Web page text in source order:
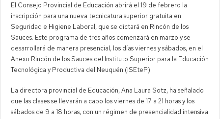
El Consejo Provincial de Educación abrirá el 19 de febrero la
inscripción para una nueva tecnicatura superior gratuita en
Seguridad e Higiene Laboral, que se dictará en Rincón de los
Sauces. Este programa de tres años comenzará en marzo y se
desarrollará de manera presencial, los días viernes y sábados, en el
Anexo Rincón de los Sauces del Instituto Superior para la Educación
Tecnológica y Productiva del Neuquén (ISEteP).
La directora provincial de Educación, Ana Laura Sotz, ha señalado
que las clases se llevarán a cabo los viernes de 17 a 21 horas y los
sábados de 9 a 18 horas, con un régimen de presencialidad intensiva